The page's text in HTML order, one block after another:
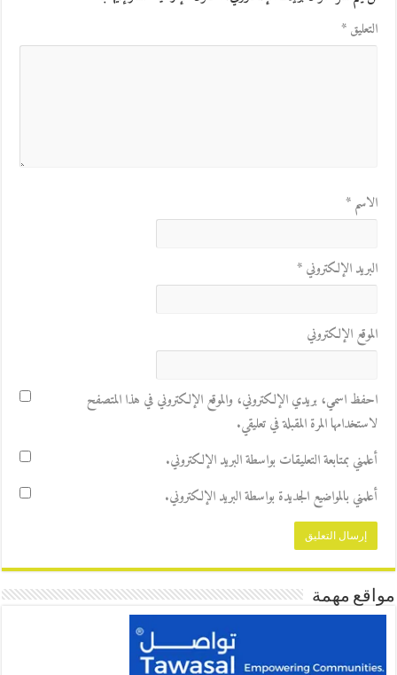
التعليق*
الاسم*
البريد الإلكتروني*
الموقع الإلكتروني
احفظ اسمي، بريدي الإلكتروني، والموقع الإلكتروني في هذا المتصفح
لاستخدامها المرة المقبلة في تعليقي.
أعلمني بمتابعة التعليقات بواسطة البريد الإلكتروني.
أعلمني بالمواضيع الجديدة بواسطة البريد الإلكتروني.
مواقع مهمة